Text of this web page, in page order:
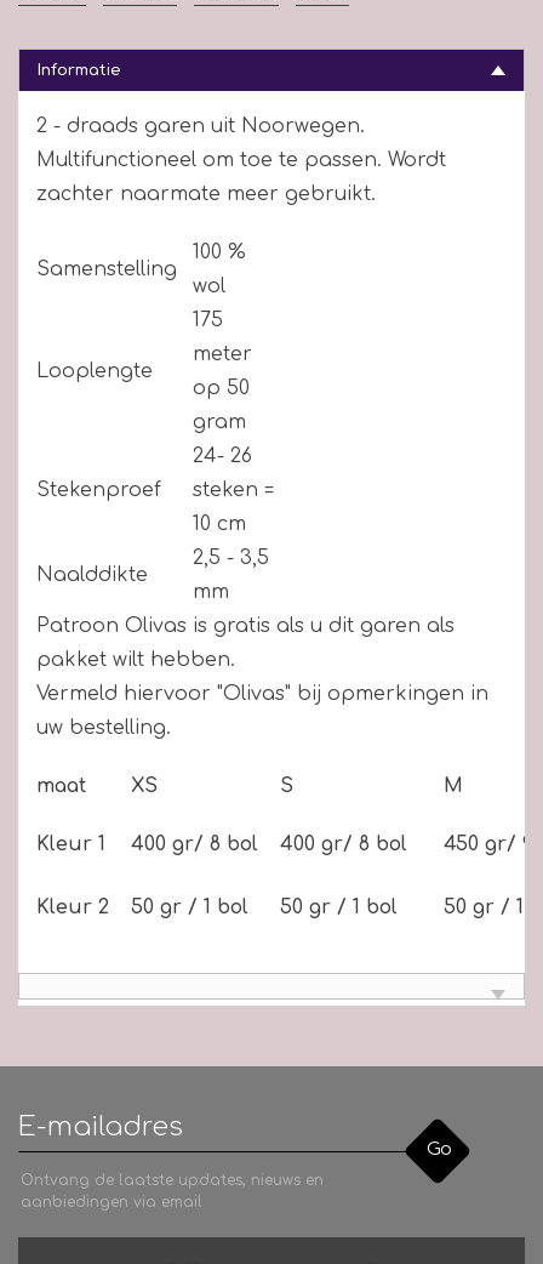
Informatie
2 - draads garen uit Noorwegen.
Multifunctioneel om toe te passen. Wordt
zachter naarmate meer gebruikt.
Samenstelling
100 %
wol
Looplengte
175
meter
op 50
gram
Stekenproef
24- 26
steken =
10 cm
Naalddikte
2,5 - 3,5
mm
Patroon Olivas is gratis als u dit garen als
pakket wilt hebben.
Vermeld hiervoor "Olivas" bij opmerkingen in
uw bestelling.
maat XS S M
Kleur 1 400 gr/ 8 bol 400 gr/ 8 bol 450 gr/ 9
Kleur 2 50 gr / 1 bol 50 gr / 1 bol 50 gr / 1
Go
Ontvang de laatste updates, nieuws en
aanbiedingen via email